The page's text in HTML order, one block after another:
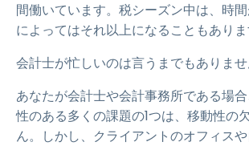
間働いています。税シーズン中は、時
によってはそれ以上になることもありま
会計士が忙しいのは言うまでもありませ
あなたが会計士や会計事務所である場
性のある多くの課題の1つは、移動性の
ん。しかし、クライアントのオフィス